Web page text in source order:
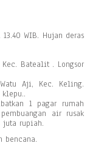
WIB. Hujan deras
Kec. Batealit . Longsor
Aji, Kec. Keling.
1 pagar rumah
air rusak
juta rupiah.
bencana.